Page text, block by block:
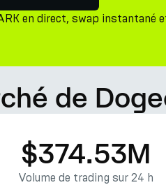
en direct, swap instantané
de
$374.53M
Volume de trading sur 24 h